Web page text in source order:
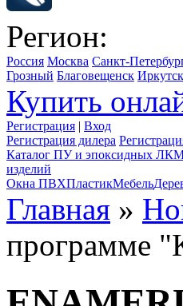
Регион:
Россия Москва Санкт-
Грозный Благовещенск Иркутск
Купить
Регистрация | Вход
Регистрация дилера
Каталог ПУ и эпоксидных
изделий
Окна ПВХПластикМебель
Главная »
программе